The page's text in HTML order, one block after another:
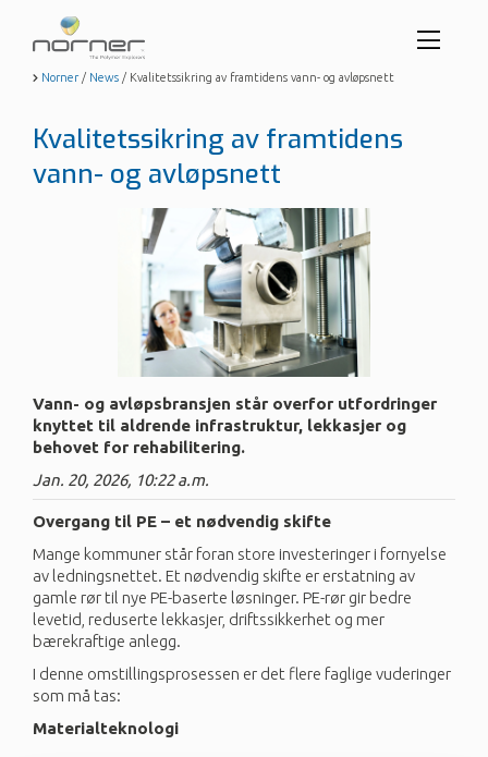
Skip
content
Norner / News / Kvalitetssikring av framtidens vann- og avløpsnett
Kvalitetssikring av framtidens
vann- og avløpsnett
Vann- og avløpsbransjen står overfor utfordringer
knyttet til aldrende infrastruktur, lekkasjer og
behovet for rehabilitering.
Jan. 20, 2026, 10:22 a.m.
Overgang til PE – et nødvendig skifte
Mange kommuner står foran store investeringer i fornyelse
av ledningsnettet. Et nødvendig skifte er erstatning av
gamle rør til nye PE-baserte løsninger. PE-rør gir bedre
levetid, reduserte lekkasjer, driftssikkerhet og mer
bærekraftige anlegg.
I denne omstillingsprosessen er det flere faglige vuderinger
som må tas:
Materialteknologi